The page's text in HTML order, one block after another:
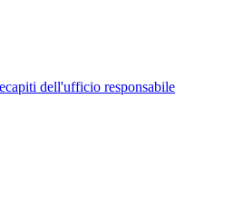
dell'ufficio responsabile